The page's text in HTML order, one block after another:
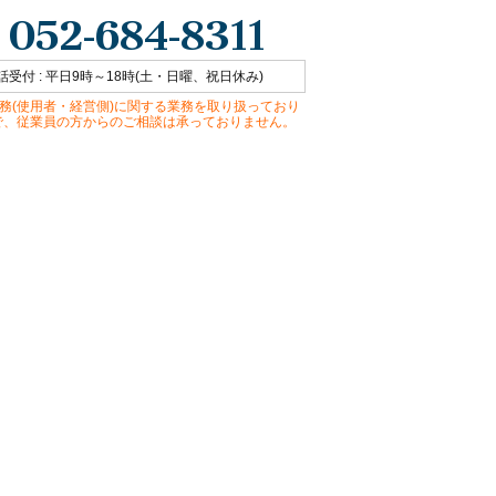
052-684-8311
受付 : 平日9時～18時(土・日曜、祝日休み)
(使用者・経営側)に関する業務を取り扱っており
、従業員の方からのご相談は承っておりません。